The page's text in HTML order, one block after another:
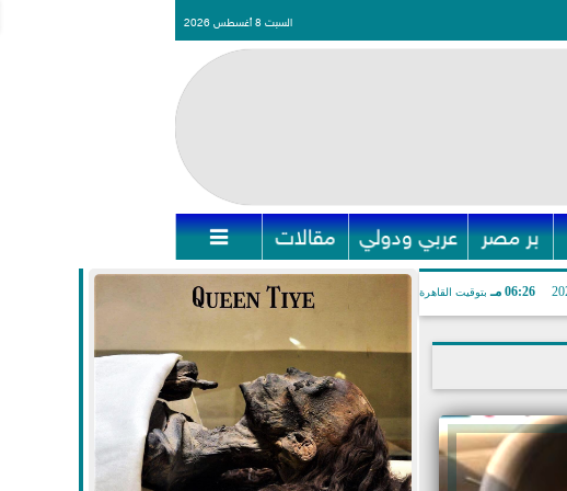
السبت 8 أغسطس 2026
بر مصر عربي ودولي مقالات 
06:26 مـ بتوقيت القاهرة